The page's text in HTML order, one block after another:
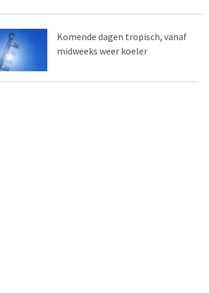
Komende dagen tropisch, vanaf
midweeks weer koeler